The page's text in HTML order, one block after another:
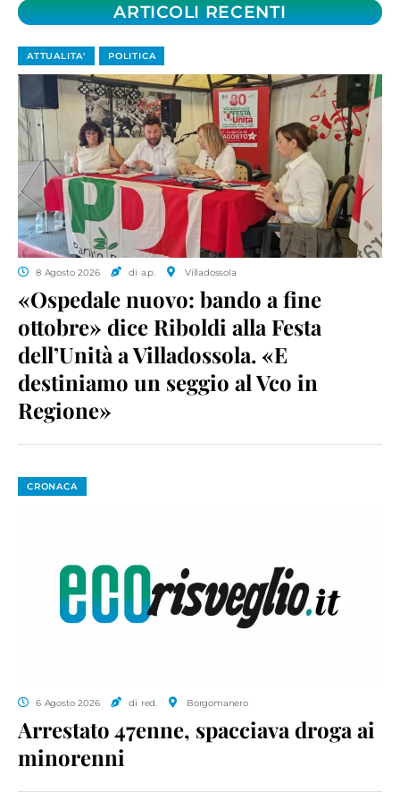
ARTICOLI RECENTI
ATTUALITA' POLITICA
8 Agosto 2026 di a.p. Villadossola
«Ospedale nuovo: bando a fine
ottobre» dice Riboldi alla Festa
dell’Unità a Villadossola. «E
destiniamo un seggio al Vco in
Regione»
CRONACA
6 Agosto 2026 di red. Borgomanero
Arrestato 47enne, spacciava droga ai
minorenni